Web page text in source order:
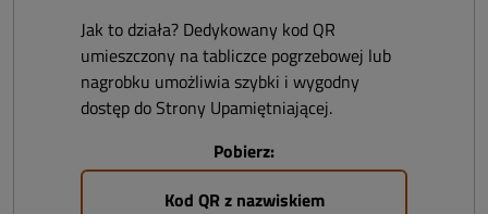
Jak to działa? Dedykowany kod QR
umieszczony na tabliczce pogrzebowej lub
nagrobku umożliwia szybki i wygodny
dostęp do Strony Upamiętniającej.
Pobierz:
Kod QR z nazwiskiem